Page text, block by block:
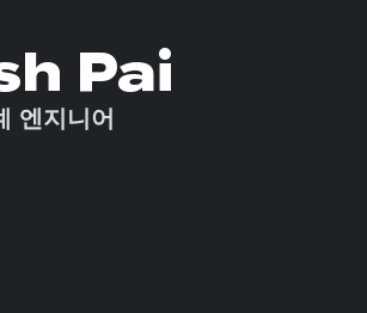
Pai
엔지니어